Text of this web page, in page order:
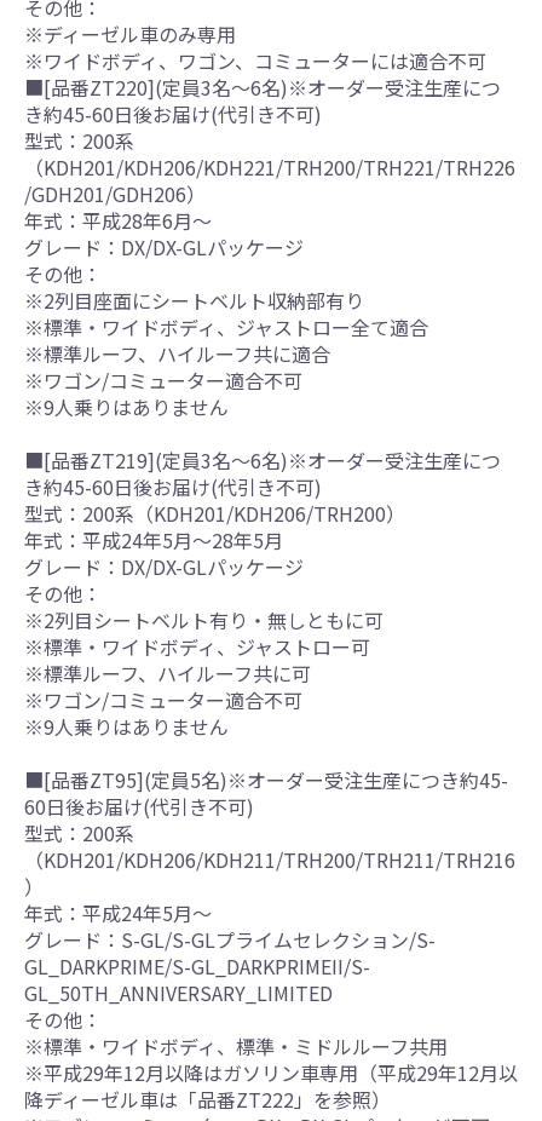
その他：
※ディーゼル車のみ専用
※ワイドボディ、ワゴン、コミューターには適合不可
■[品番ZT220](定員3名～6名)※オーダー受注生産につ
き約45-60日後お届け(代引き不可)
型式：200系
（KDH201/KDH206/KDH221/TRH200/TRH221/TRH226
/GDH201/GDH206）
年式：平成28年6月～
グレード：DX/DX-GLパッケージ
その他：
※2列目座面にシートベルト収納部有り
※標準・ワイドボディ、ジャストロー全て適合
※標準ルーフ、ハイルーフ共に適合
※ワゴン/コミューター適合不可
※9人乗りはありません
■[品番ZT219](定員3名～6名)※オーダー受注生産につ
き約45-60日後お届け(代引き不可)
型式：200系（KDH201/KDH206/TRH200）
年式：平成24年5月～28年5月
グレード：DX/DX-GLパッケージ
その他：
※2列目シートベルト有り・無しともに可
※標準・ワイドボディ、ジャストロー可
※標準ルーフ、ハイルーフ共に可
※ワゴン/コミューター適合不可
※9人乗りはありません
■[品番ZT95](定員5名)※オーダー受注生産につき約45-
60日後お届け(代引き不可)
型式：200系
（KDH201/KDH206/KDH211/TRH200/TRH211/TRH216
）
年式：平成24年5月～
グレード：S-GL/S-GLプライムセレクション/S-
GL_DARKPRIME/S-GL_DARKPRIMEII/S-
GL_50TH_ANNIVERSARY_LIMITED
その他：
※標準・ワイドボディ、標準・ミドルルーフ共用
※平成29年12月以降はガソリン車専用（平成29年12月以
降ディーゼル車は「品番ZT222」を参照）